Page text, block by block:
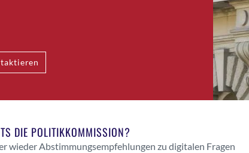
DIE POLITIKKOMMISSION?
wieder Abstimmungsempfehlungen zu digitalen Fragen